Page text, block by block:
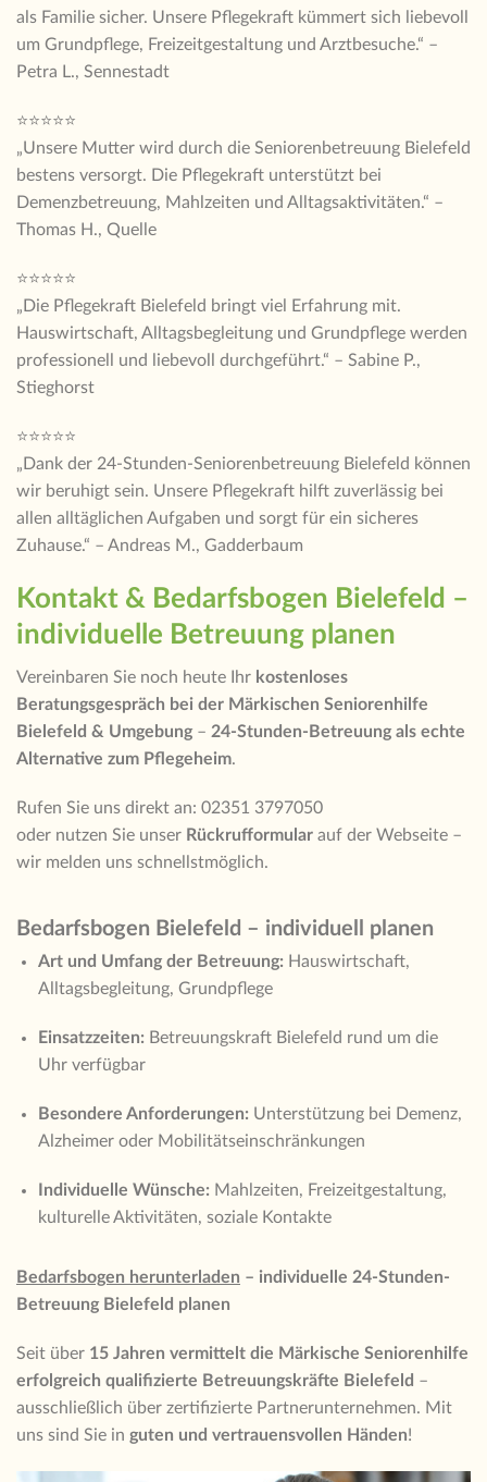
als Familie sicher. Unsere Pflegekraft kümmert sich liebevoll
um Grundpflege, Freizeitgestaltung und Arztbesuche.“ –
Petra L., Sennestadt
⭐⭐⭐⭐⭐
„Unsere Mutter wird durch die Seniorenbetreuung Bielefeld
bestens versorgt. Die Pflegekraft unterstützt bei
Demenzbetreuung, Mahlzeiten und Alltagsaktivitäten.“ –
Thomas H., Quelle
⭐⭐⭐⭐⭐
„Die Pflegekraft Bielefeld bringt viel Erfahrung mit.
Hauswirtschaft, Alltagsbegleitung und Grundpflege werden
professionell und liebevoll durchgeführt.“ – Sabine P.,
Stieghorst
⭐⭐⭐⭐⭐
„Dank der 24-Stunden-Seniorenbetreuung Bielefeld können
wir beruhigt sein. Unsere Pflegekraft hilft zuverlässig bei
allen alltäglichen Aufgaben und sorgt für ein sicheres
Zuhause.“ – Andreas M., Gadderbaum
Kontakt & Bedarfsbogen Bielefeld –
individuelle Betreuung planen
Vereinbaren Sie noch heute Ihr kostenloses
Beratungsgespräch bei der Märkischen Seniorenhilfe
Bielefeld & Umgebung – 24-Stunden-Betreuung als echte
Alternative zum Pflegeheim.
Rufen Sie uns direkt an: 02351 3797050
oder nutzen Sie unser Rückrufformular auf der Webseite –
wir melden uns schnellstmöglich.
Bedarfsbogen Bielefeld – individuell planen
Art und Umfang der Betreuung: Hauswirtschaft,
Alltagsbegleitung, Grundpflege
Einsatzzeiten: Betreuungskraft Bielefeld rund um die
Uhr verfügbar
Besondere Anforderungen: Unterstützung bei Demenz,
Alzheimer oder Mobilitätseinschränkungen
Individuelle Wünsche: Mahlzeiten, Freizeitgestaltung,
kulturelle Aktivitäten, soziale Kontakte
Bedarfsbogen herunterladen – individuelle 24-Stunden-
Betreuung Bielefeld planen
Seit über 15 Jahren vermittelt die Märkische Seniorenhilfe
erfolgreich qualifizierte Betreuungskräfte Bielefeld –
ausschließlich über zertifizierte Partnerunternehmen. Mit
uns sind Sie in guten und vertrauensvollen Händen!